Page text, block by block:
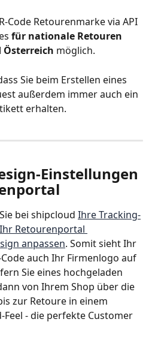
Code Retourenmarke via API
für nationale Retouren
Österreich möglich.
Sie beim Erstellen eines
außerdem immer auch ein
erhalten.
Einstellungen
bei shipcloud Ihre Tracking-
Retourenportal
anpassen. Somit sieht Ihr
auch Ihr Firmenlogo auf
Sie eines hochgeladen
von Ihrem Shop über die
zur Retoure in einem
- die perfekte Customer